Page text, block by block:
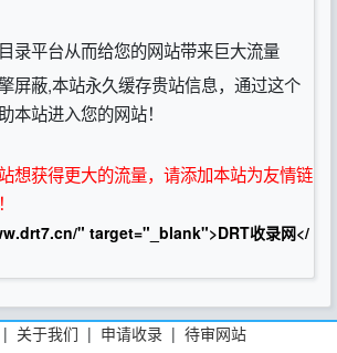
录平台从而给您的网站带来巨大流量
屏蔽,本站永久缓存贵站信息，通过这个
本站进入您的网站！
想获得更大的流量，请添加本站为友情链
" target="_blank">DRT收录网</
| 关于我们 | 申请收录 | 待审网站